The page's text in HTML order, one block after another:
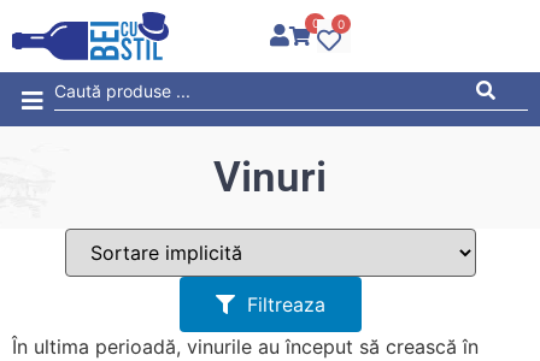
0 0
Vinuri
Filtreaza
În ultima perioadă, vinurile au început să crească în